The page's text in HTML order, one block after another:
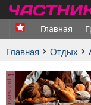
Главная
Главная Отдых
реклама